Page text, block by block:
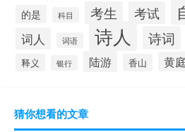
的是 科目 考生 考试
词人 词语 诗人 诗词
释义 银行 陆游 香山 黄
猜你想看的文章